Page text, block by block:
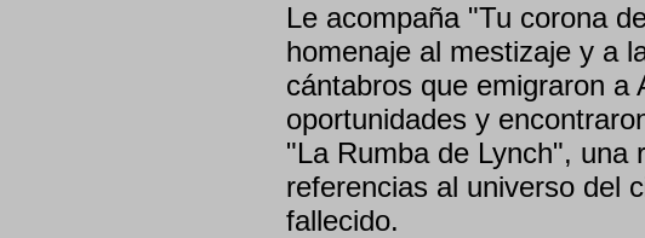
Le acompaña "Tu corona
homenaje al mestizaje y a
cántabros que emigraron a
oportunidades y
"La Rumba de Lynch", una
referencias al universo del
fallecido.